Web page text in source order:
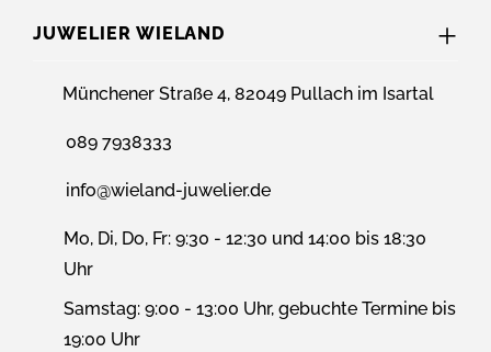
JUWELIER WIELAND
Münchener Straße 4, 82049 Pullach im Isartal
089 7938333
info@wieland-juwelier.de
Mo, Di, Do, Fr: 9:30 - 12:30 und 14:00 bis 18:30
Uhr
Samstag: 9:00 - 13:00 Uhr, gebuchte Termine bis
19:00 Uhr